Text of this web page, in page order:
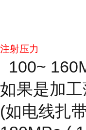
注射压力
100~
如果是加
(如电线扎